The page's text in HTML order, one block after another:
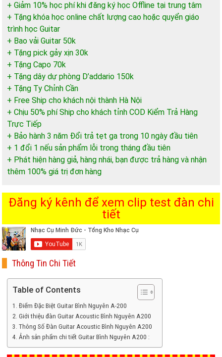
+ Giảm 10% học phí khi đăng ký học Offline tại trung tâm
+ Tặng khóa học online chất lượng cao hoặc quyển giáo
trình học Guitar
+ Bao vải Guitar 50k
+ Tặng pick gảy xịn 30k
+ Tặng Capo 70k
+ Tặng dây dự phòng D’addario 150k
+ Tặng Ty Chỉnh Cần
+ Free Ship cho khách nội thành Hà Nội
+ Chịu 50% phí Ship cho khách tỉnh COD Kiểm Trả Hàng
Trực Tiếp
+ Bảo hành 3 năm Đổi trả tẹt ga trong 10 ngày đầu tiên
+ 1 đổi 1 nếu sản phẩm lỗi trong tháng đầu tiên
+ Phát hiện hàng giả, hàng nhái, bạn được trả hàng và nhận
thêm 100% giá trị đơn hàng
Đăng ký kênh để xem clip test đàn chi
tiết
Thông Tin Chi Tiết
Table of Contents
Điểm Đặc Biệt Guitar Bình Nguyên A-200
Giới thiệu đàn Guitar Acoustic Bình Nguyên A200
Thông Số Đàn Guitar Acoustic Bình Nguyên A200
Ảnh sản phẩm chi tiết Guitar Bình Nguyên A200 :